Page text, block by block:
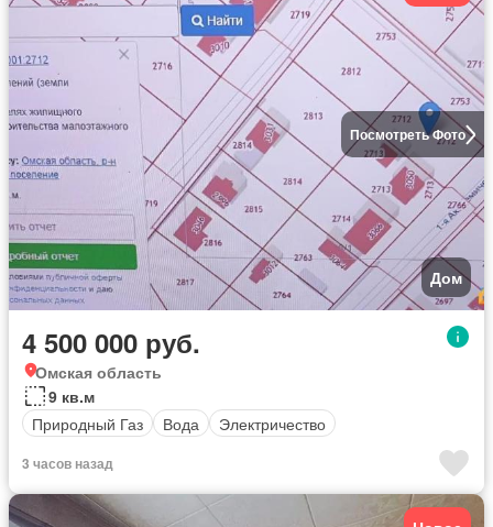
Посмотреть Фото
Дом
4 500 000 руб.
Омская область
9 кв.м
Природный Газ
Вода Электричество
3 часов назад